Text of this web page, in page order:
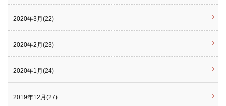
2020年3月(22)
2020年2月(23)
2020年1月(24)
2019年12月(27)